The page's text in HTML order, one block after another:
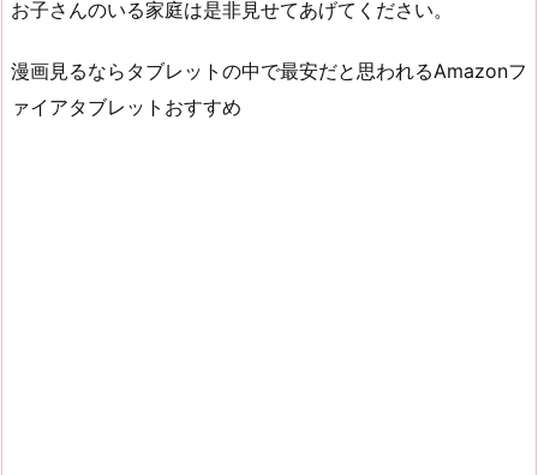
お子さんのいる家庭は是非見せてあげてください。
漫画見るならタブレットの中で最安だと思われるAmazonフ
ァイアタブレットおすすめ